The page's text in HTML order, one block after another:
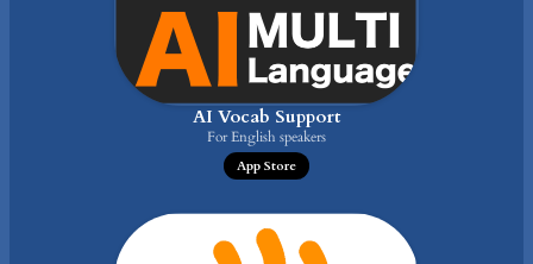
AI Vocab Support
For English speakers
App Store